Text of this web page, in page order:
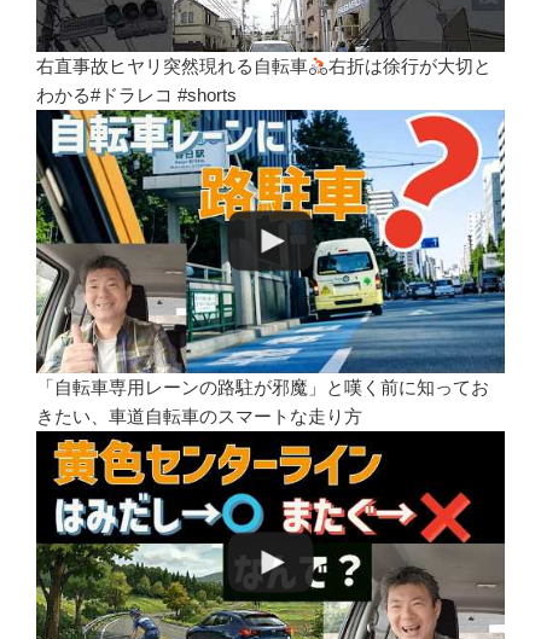
右直事故ヒヤリ突然現れる自転車
右折は徐行が大切と
わかる#ドラレコ #shorts
「自転車専用レーンの路駐が邪魔」と嘆く前に知ってお
きたい、車道自転車のスマートな走り方